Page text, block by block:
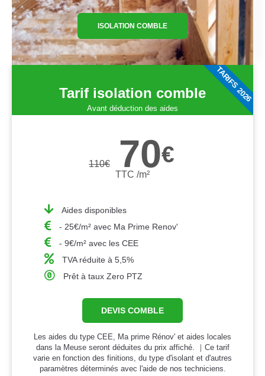
ISOLATION COMBLE
Tarif isolation comble
Avant déduction des aides
110€ 70€
TTC /m²
Aides disponibles
- 25€/m² avec Ma Prime Renov'
- 9€/m² avec les CEE
TVA réduite à 5,5%
Prêt à taux Zero PTZ
DEVIS COMBLE
Les aides du type CEE, Ma prime Rénov' et aides locales
dans la Meuse seront déduites du prix affiché. ｜Ce tarif
varie en fonction des finitions, du type d'isolant et d'autres
paramètres déterminés avec l'aide de nos techniciens.
TARIFS 2026